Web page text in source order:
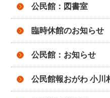
公民館：図書室
臨時休館のお知らせ
公民館：お知らせ
公民館報おがわ 小川